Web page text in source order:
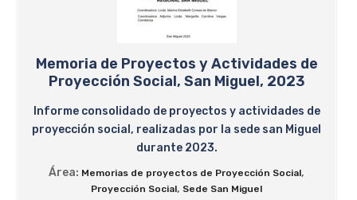
Memoria de Proyectos y Actividades de
Proyección Social, San Miguel, 2023
Informe consolidado de proyectos y actividades de
proyección social, realizadas por la sede san Miguel
durante 2023.
Área: Memorias de proyectos de Proyección Social,
Proyección Social, Sede San Miguel